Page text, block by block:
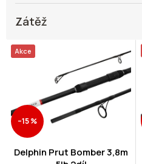
Zátěž
V
ý
p
Akce
–15 %
Delphin Prut Bomber 3,8m